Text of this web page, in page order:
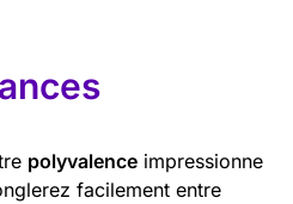
polyvalence impressionne
facilement entre